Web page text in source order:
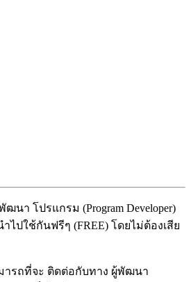
นา โปรแกรม (Program Developer)
ไปใช้กันฟรีๆ (FREE) โดยไม่ต้องเสีย
รถที่จะ ติดต่อกับทาง ผู้พัฒนา